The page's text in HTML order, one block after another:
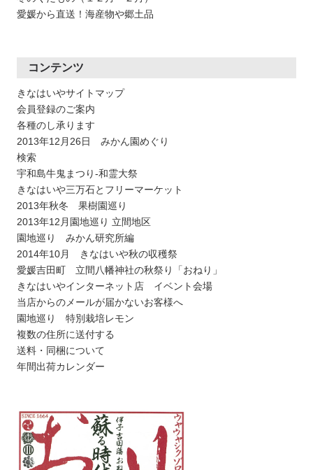
愛媛から直送！海産物や郷土品
コンテンツ
きなはいやサイトマップ
会員登録のご案内
各種のし承ります
2013年12月26日 みかん園めぐり
検索
宇和島牛鬼まつり-和霊大祭
きなはいや三万石とフリーマーケット
2013年秋冬 果樹園巡り
2013年12月園地巡り 立間地区
園地巡り みかん研究所編
2014年10月 きなはいや秋の収穫祭
愛媛吉田町 立間八幡神社の秋祭り「おねり」
きなはいやインターネット店 イベント会場
当店からのメールが届かないお客様へ
園地巡り 特別栽培レモン
複数の住所に送付する
送料・同梱について
年間出荷カレンダー